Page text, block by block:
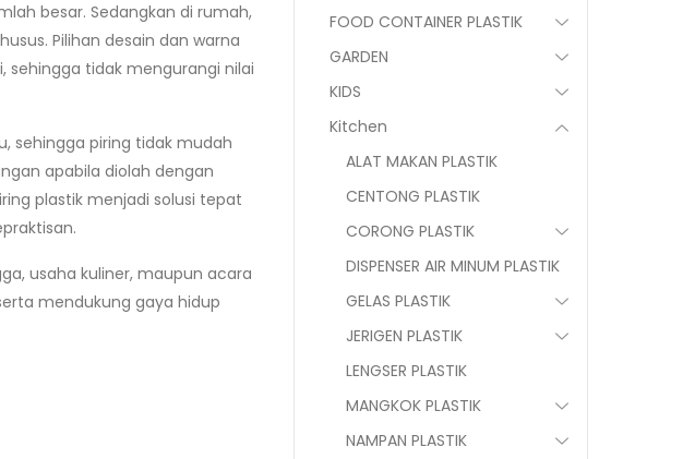
besar. Sedangkan di rumah,
Pilihan desain dan warna
sehingga tidak mengurangi nilai
sehingga piring tidak mudah
apabila diolah dengan
plastik menjadi solusi tepat
usaha kuliner, maupun acara
mendukung gaya hidup
FOOD CONTAINER PLASTIK
GARDEN
KIDS
Kitchen
ALAT MAKAN PLASTIK
CENTONG PLASTIK
CORONG PLASTIK
DISPENSER AIR MINUM PLASTIK
GELAS PLASTIK
JERIGEN PLASTIK
LENGSER PLASTIK
MANGKOK PLASTIK
NAMPAN PLASTIK